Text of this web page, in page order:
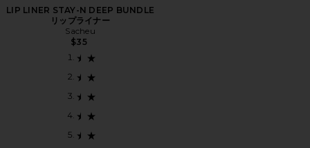
LIP LINER STAY-N DEEP BUNDLE
リップライナー
Sacheu
$35